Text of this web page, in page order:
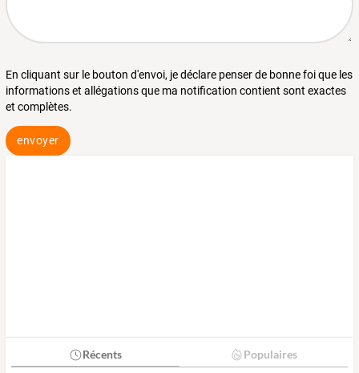
En cliquant sur le bouton d'envoi, je déclare penser de bonne foi que les
informations et allégations que ma notification contient sont exactes
et complètes.
envoyer
Récents Populaires